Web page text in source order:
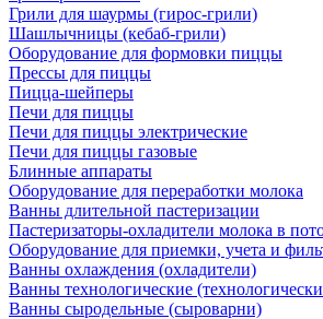
Грили для шаурмы (гирос-грили)
Шашлычницы (кебаб-грили)
Оборудование для формовки пиццы
Прессы для пиццы
Пицца-шейперы
Печи для пиццы
Печи для пиццы электрические
Печи для пиццы газовые
Блинные аппараты
Оборудование для переработки молока
Ванны длительной пастеризации
Пастеризаторы-охладители молока в
Оборудование для приемки, учета и
Ванны охлаждения (охладители)
Ванны технологические
Ванны сыродельные (сыроварни)